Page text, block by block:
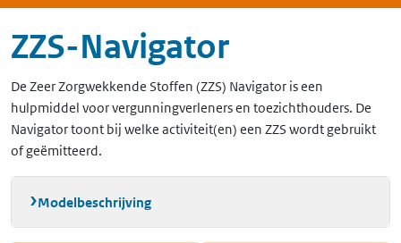
ZZS-Navigator
De Zeer Zorgwekkende Stoffen (ZZS) Navigator is een
hulpmiddel voor vergunningverleners en toezichthouders. De
Navigator toont bij welke activiteit(en) een ZZS wordt gebruikt
of geëmitteerd.
Modelbeschrijving